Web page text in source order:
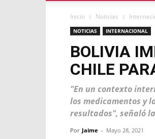
Inicio Noticias
NOTICIAS INTERNACIONAL
BOLIVIA
CHILE
"En un contexto
los medicamentos y
resultados", señaló
Por Jaime - Mayo 28, 2021